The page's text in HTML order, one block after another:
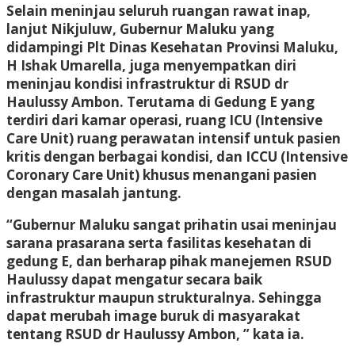
Selain meninjau seluruh ruangan rawat inap,
lanjut Nikjuluw, Gubernur Maluku yang
didampingi Plt Dinas Kesehatan Provinsi Maluku,
H Ishak Umarella, juga menyempatkan diri
meninjau kondisi infrastruktur di RSUD dr
Haulussy Ambon. Terutama di Gedung E yang
terdiri dari kamar operasi, ruang ICU (Intensive
Care Unit) ruang perawatan intensif untuk pasien
kritis dengan berbagai kondisi, dan ICCU (Intensive
Coronary Care Unit) khusus menangani pasien
dengan masalah jantung.
“Gubernur Maluku sangat prihatin usai meninjau
sarana prasarana serta fasilitas kesehatan di
gedung E, dan berharap pihak manejemen RSUD
Haulussy dapat mengatur secara baik
infrastruktur maupun strukturalnya. Sehingga
dapat merubah image buruk di masyarakat
tentang RSUD dr Haulussy Ambon, ” kata ia.